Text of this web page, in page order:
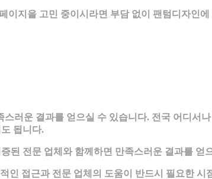
지을 고민 중이시라면 부담 없이 팬텀디자인
러운 결과를 얻으실 수 있습니다. 전국 어디서
됩니다.
된 전문 업체와 함께하면 만족스러운 결과를 얻
인 접근과 전문 업체의 도움이 반드시 필요한 시